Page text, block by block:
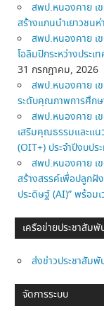
สพป.หนองคาย เ
สร้างแกนนำเยาวชนห่
สพป.หนองคาย เ
โอลิมปิกระหว่างประ
31 กรกฎาคม, 2026
สพป.หนองคาย เ
ระดับคุณภาพการศึกษ
สพป.หนองคาย เ
เสริมคุณธรรมและแน
(OIT+) ประจำปีงบป
สพป.หนองคาย เ
สร้างสรรค์เพื่อปลูก
ประดิษฐ์ (AI)” พร้อม
เครือข่ายประชาสัม
ส่งข่าวประชาสัมพั
จัดการระบบ